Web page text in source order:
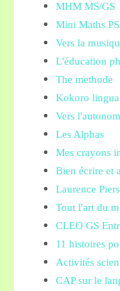
MHM MS/GS
Mini Maths
Vers la
L'éducation
The methode
Kokoro lingua
Vers
Les Alphas
Mes crayons
Bien écrire et
Laurence
Tout l'art du
CLEO GS
11 histoires
Activités
CAP sur le